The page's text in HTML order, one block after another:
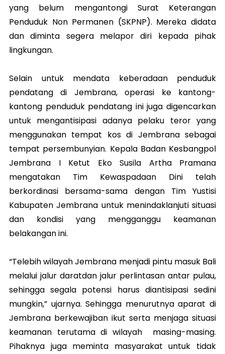
yang belum mengantongi Surat Keterangan
Penduduk Non Permanen (SKPNP). Mereka didata
dan diminta segera melapor diri kepada pihak
lingkungan.
Selain untuk mendata keberadaan penduduk
pendatang di Jembrana, operasi ke kantong-
kantong penduduk pendatang ini juga digencarkan
untuk mengantisipasi adanya pelaku teror yang
menggunakan tempat kos di Jembrana sebagai
tempat persembunyian. Kepala Badan Kesbangpol
Jembrana I Ketut Eko Susila Artha Pramana
mengatakan Tim Kewaspadaan Dini telah
berkordinasi bersama-sama dengan Tim Yustisi
Kabupaten Jembrana untuk menindaklanjuti situasi
dan kondisi yang mengganggu keamanan
belakangan ini.
“Telebih wilayah Jembrana menjadi pintu masuk Bali
melalui jalur daratdan jalur perlintasan antar pulau,
sehingga segala potensi harus diantisipasi sedini
mungkin,” ujarnya. Sehingga menurutnya aparat di
Jembrana berkewajiban ikut serta menjaga situasi
keamanan terutama di wilayah masing-masing.
Pihaknya juga meminta masyarakat untuk tidak